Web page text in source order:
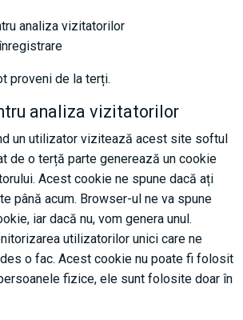
analiza vizitatorilor
proveni de la terți.
analiza vizitatorilor
un utilizator vizitează acest site softul
de o terță parte generează un cookie
Acest cookie ne spune dacă ați
până acum. Browser-ul ne va spune
iar dacă nu, vom genera unul.
utilizatorilor unici care ne
o fac. Acest cookie nu poate fi folosit
fizice, ele sunt folosite doar în